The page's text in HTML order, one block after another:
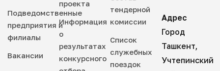
Подведомственные
предприятия и
филиалы
Вакансии
проекта
Информация
о
результатах
конкурсного
тендерной
комиссии
Список
служебных
поездок
Адрес
Город
Ташкент,
Учтепинский